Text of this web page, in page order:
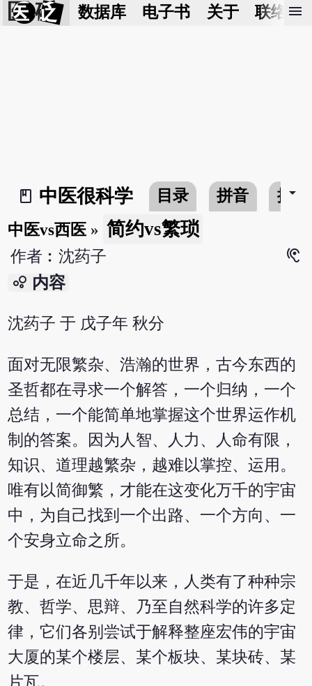
医 砭 数据库 电子书 关于 联络我
menu
book_2
中医很科学 目录 拼音 搜寻
arrow_drop_down
中医vs西医 » 简约vs繁琐
作者︰沈药子
hearing
bubble_chart 内容
沈药子 于 戊子年 秋分
面对无限繁杂、浩瀚的世界，古今东西的
圣哲都在寻求一个解答，一个归纳，一个
总结，一个能简单地掌握这个世界运作机
制的答案。因为人智、人力、人命有限，
知识、道理越繁杂，越难以掌控、运用。
唯有以简御繁，才能在这变化万千的宇宙
中，为自己找到一个出路、一个方向、一
个安身立命之所。
于是，在近几千年以来，人类有了种种宗
教、哲学、思辩、乃至自然科学的许多定
律，它们各别尝试于解释整座宏伟的宇宙
大厦的某个楼层、某个板块、某块砖、某
片瓦。